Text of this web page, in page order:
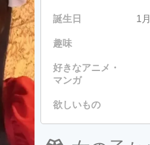
誕生日 1
趣味
好きなアニメ・
マンガ
欲しいもの